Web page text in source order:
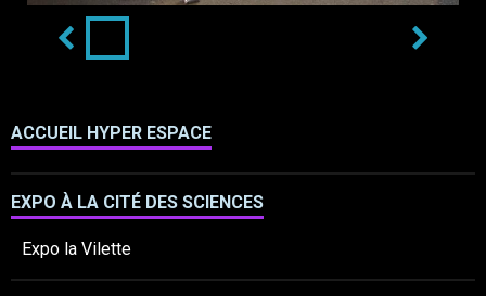
ACCUEIL HYPER ESPACE
EXPO À LA CITÉ DES SCIENCES
Expo la Vilette